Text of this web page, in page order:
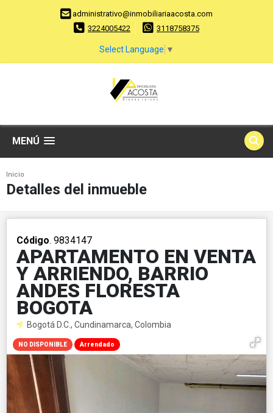
administrativo@inmobiliariaacosta.com
3224005422
3118758375
Select Language ▼
MENÚ
Inicio
Detalles del inmueble
Código. 9834147
APARTAMENTO EN VENTA
Y ARRIENDO, BARRIO
ANDES FLORESTA
BOGOTA
Bogotá D.C., Cundinamarca, Colombia
NO DISPONIBLE Arrendado